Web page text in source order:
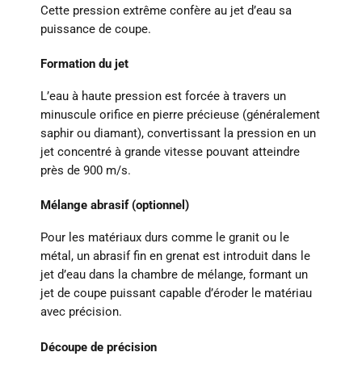
Cette pression extrême confère au jet d’eau sa
puissance de coupe.
Formation du jet
L’eau à haute pression est forcée à travers un
minuscule orifice en pierre précieuse (généralement
saphir ou diamant), convertissant la pression en un
jet concentré à grande vitesse pouvant atteindre
près de 900 m/s.
Mélange abrasif (optionnel)
Pour les matériaux durs comme le granit ou le
métal, un abrasif fin en grenat est introduit dans le
jet d’eau dans la chambre de mélange, formant un
jet de coupe puissant capable d’éroder le matériau
avec précision.
Découpe de précision